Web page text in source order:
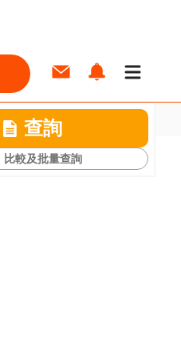
查詢
比較及批量查詢